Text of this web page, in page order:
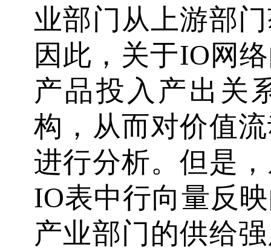
业部门从上游部
因此，关于IO网
产品投入产出关
构，从而对价值
进行分析。但是
IO表中行向量反
产业部门的供给